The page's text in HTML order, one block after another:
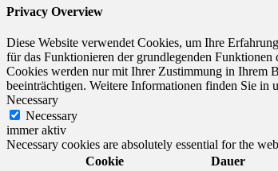
Privacy Overview
Diese Website verwendet Cookies, um Ihre
für das Funktionieren der grundlegenden
Cookies werden nur mit Ihrer Zustimmung in Ihrem
beeinträchtigen. Weitere Informationen finden Sie in
Necessary
Necessary
immer aktiv
Necessary cookies are absolutely essential for the
Cookie
Dauer